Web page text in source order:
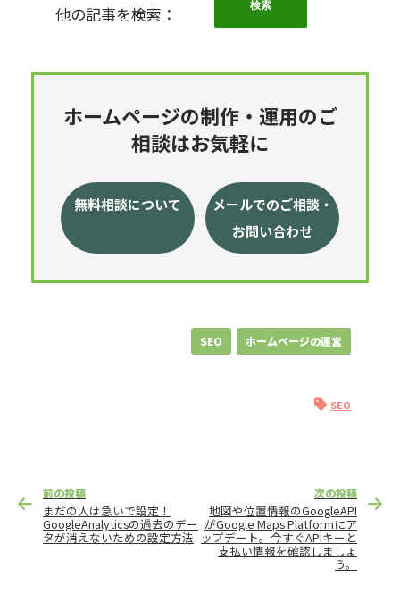
他の記事を検索：
ホームページの制作・運用のご
相談はお気軽に
無料相談について
メールでのご相談・
お問い合わせ
SEO ホームページの運営
SEO
稿
前の投稿
まだの人は急いで設定！
GoogleAnalyticsの過去のデー
タが消えないための設定方法
次の投稿
地図や位置情報のGoogleAPI
がGoogle Maps Platformにア
ップデート。今すぐAPIキーと
支払い情報を確認しましょ
う。